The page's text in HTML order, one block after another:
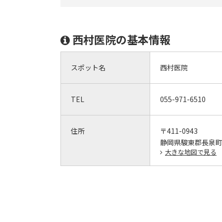
西村医院の基本情報
スポット名 西村医院
TEL 055-971-6510
住所
〒411-0943
静岡県駿東郡長泉
大きな地図で見る